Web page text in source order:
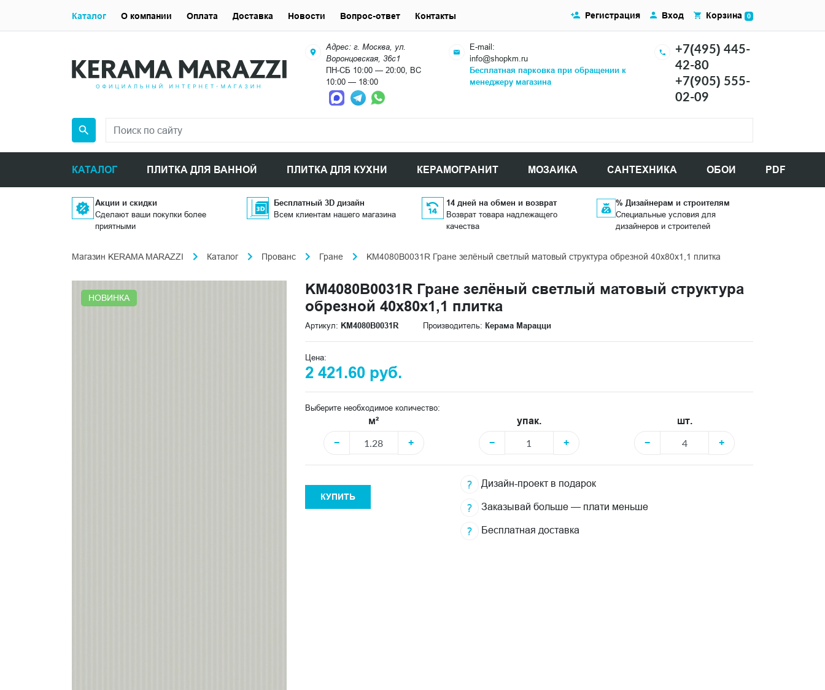
Адрес: г. Москва, ул.
Воронцовская, 36с1
ПН-СБ 10:00 — 20:00, ВС
10:00 — 18:00
E-mail:
info@shopkm.ru
Бесплатная парковка при обращении к
менеджеру магазина
+7(495) 445-
42-80
+7(905) 555-
02-09
КАТАЛОГ ПЛИТКА ДЛЯ ВАННОЙ ПЛИТКА ДЛЯ КУХНИ КЕРАМОГРАНИТ МОЗАИКА САНТЕХНИКА ОБОИ PDF
Регистрация Вход Корзина 0
Каталог О компании Оплата Доставка Новости Вопрос-ответ Контакты
Акции и скидки
Сделают ваши покупки более
приятными
Бесплатный 3D дизайн
Всем клиентам нашего магазина
14 дней на обмен и возврат
Возврат товара надлежащего
качества
% Дизайнерам и строителям
Специальные условия для
дизайнеров и строителей
Магазин KERAMA MARAZZI Каталог Прованс Гране KM4080B0031R Гране зелёный светлый матовый структура обрезной 40x80x1,1 плитка
НОВИНКА
KM4080B0031R Гране зелёный светлый матовый структура
обрезной 40x80x1,1 плитка
Артикул: KM4080B0031R Производитель: Керама Марацци
Цена:
2 421.60 руб.
Выберите необходимое количество:
м²
−
+
упак.
−
+
шт.
−
+
КУПИТЬ
Дизайн-проект в подарок
Заказывай больше — плати меньше
Бесплатная доставка